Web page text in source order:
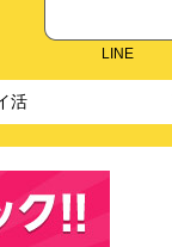
LINE
活